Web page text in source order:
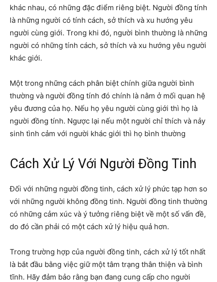
khác nhau, có những đặc điểm riêng biệt. Người đồng tính
là những người có tính cách, sở thích và xu hướng yêu
người cùng giới. Trong khi đó, người bình thường là những
người có những tính cách, sở thích và xu hướng yêu người
khác giới.
Một trong những cách phân biệt chính giữa người bình
thường và người đồng tính đó chính là nằm ở mối quan hệ
yêu đương của họ. Nếu họ yêu người cùng giới thì họ là
người đồng tính. Ngược lại nếu một người chỉ thích và nảy
sinh tình cảm với người khác giới thì họ bình thường
Cách Xử Lý Với Người Đồng Tinh
Đối với những người đồng tinh, cách xử lý phức tạp hơn so
với những người không đồng tinh. Người đồng tinh thường
có những cảm xúc và ý tưởng riêng biệt về một số vấn đề,
do đó cần phải có một cách xử lý hiệu quả hơn.
Trong trường hợp của người đồng tinh, cách xử lý tốt nhất
là bắt đầu bằng việc giữ một tâm trạng thân thiện và bình
tĩnh. Hãy đảm bảo rằng bạn đang cung cấp cho người